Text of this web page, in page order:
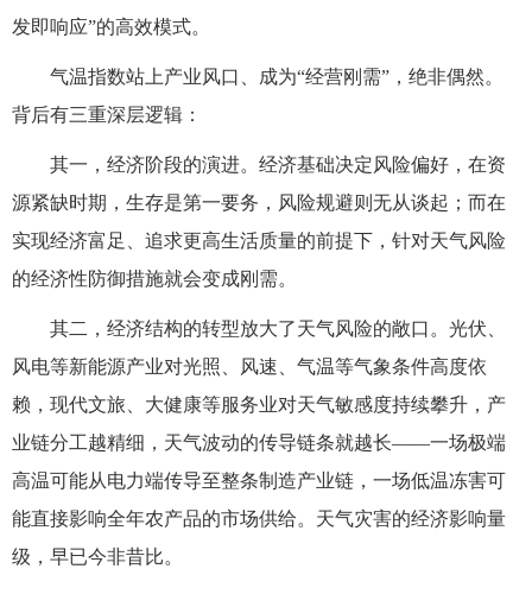
发即响应”的高效模式。
气温指数站上产业风口、成为“经营刚需”，绝非偶然。
背后有三重深层逻辑：
其一，经济阶段的演进。经济基础决定风险偏好，在资
源紧缺时期，生存是第一要务，风险规避则无从谈起；而在
实现经济富足、追求更高生活质量的前提下，针对天气风险
的经济性防御措施就会变成刚需。
其二，经济结构的转型放大了天气风险的敞口。光伏、
风电等新能源产业对光照、风速、气温等气象条件高度依
赖，现代文旅、大健康等服务业对天气敏感度持续攀升，产
业链分工越精细，天气波动的传导链条就越长——一场极端
高温可能从电力端传导至整条制造产业链，一场低温冻害可
能直接影响全年农产品的市场供给。天气灾害的经济影响量
级，早已今非昔比。